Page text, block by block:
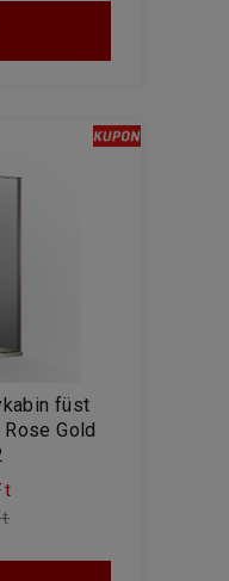
füst
Gold